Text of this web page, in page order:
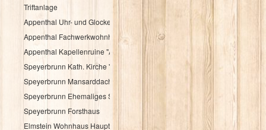
Triftanlage
Appenthal Uhr- und Glockentürmchen
Appenthal Fachwerkwohnhaus Talstraße 2
Appenthal Kapellenruine "Alter Turm"
Speyerbrunn Kath. Kirche "St. Wendelinus u. St. Hubertus"
Speyerbrunn Mansarddachbau
Speyerbrunn Ehemaliges Schulhaus
Speyerbrunn Forsthaus
Elmstein Wohnhaus Hauptstraße 48